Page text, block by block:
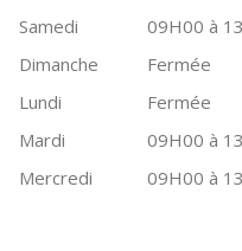
Samedi
09H00 à
Dimanche
Fermée
Lundi
Fermée
Mardi
09H00 à
Mercredi
09H00 à